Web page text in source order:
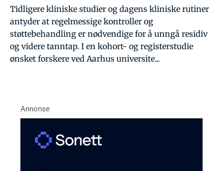
Tidligere kliniske studier og dagens kliniske rutiner
antyder at regelmessige kontroller og
støttebehandling er nødvendige for å unngå residiv
og videre tanntap. I en kohort- og registerstudie
ønsket forskere ved Aarhus universite...